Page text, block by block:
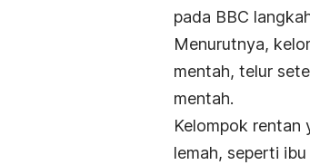
pada BBC
Menurutnya,
mentah, telur
mentah.
Kelompok rentan
lemah, seperti